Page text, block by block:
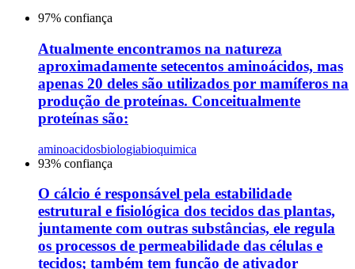
97% confiança
Atualmente encontramos na natureza
aproximadamente setecentos aminoácidos, mas
apenas 20 deles são utilizados por mamíferos na
produção de proteínas. Conceitualmente
proteínas são:
aminoacidosbiologiabioquimica
93% confiança
O cálcio é responsável pela estabilidade
estrutural e fisiológica dos tecidos das plantas,
juntamente com outras substâncias, ele regula
os processos de permeabilidade das células e
tecidos; também tem função de ativador